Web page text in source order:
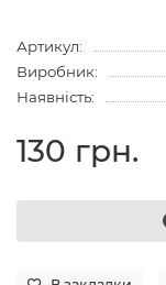
Артикул:
Виробник:
Наявність:
130 грн.